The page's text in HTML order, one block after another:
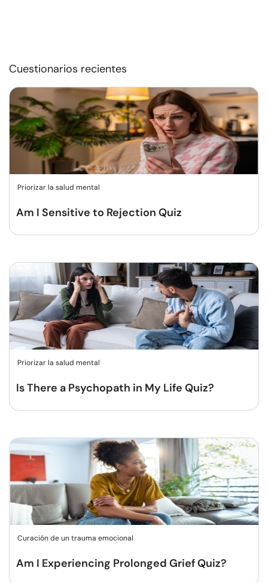
Cuestionarios recientes
Priorizar la salud mental
Am I Sensitive to Rejection Quiz
Priorizar la salud mental
Is There a Psychopath in My Life Quiz?
Curación de un trauma emocional
Am I Experiencing Prolonged Grief Quiz?